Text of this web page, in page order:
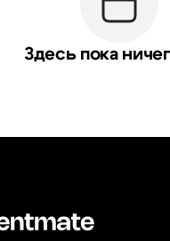
Здесь пока